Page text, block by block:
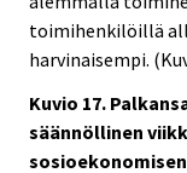
toimihenkilöillä
harvinaisempi.
Kuvio 17.
säännöllinen
sosioekonomisen